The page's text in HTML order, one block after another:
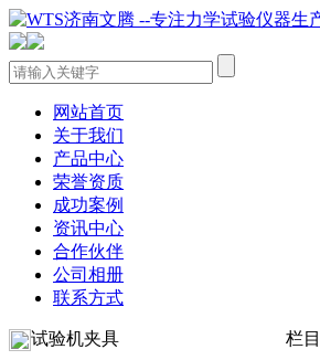
网站首页
关于我们
产品中心
荣誉资质
成功案例
资讯中心
合作伙伴
公司相册
联系方式
试验机夹具 栏